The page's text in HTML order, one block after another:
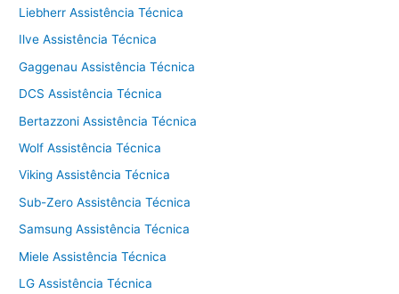
Liebherr Assistência Técnica
Ilve Assistência Técnica
Gaggenau Assistência Técnica
DCS Assistência Técnica
Bertazzoni Assistência Técnica
Wolf Assistência Técnica
Viking Assistência Técnica
Sub-Zero Assistência Técnica
Samsung Assistência Técnica
Miele Assistência Técnica
LG Assistência Técnica